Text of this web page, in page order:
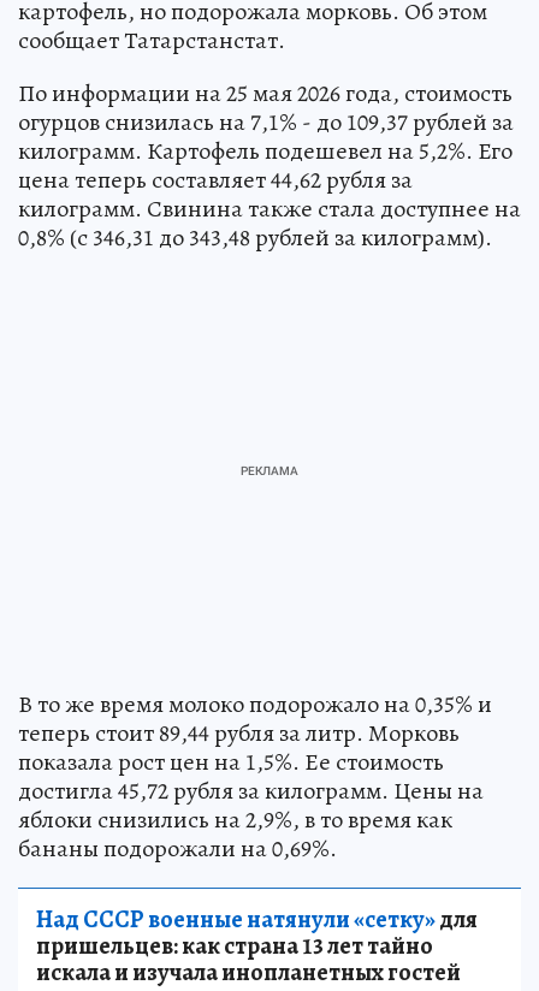
картофель, но подорожала морковь. Об этом
сообщает Татарстанстат.
По информации на 25 мая 2026 года, стоимость
огурцов снизилась на 7,1% - до 109,37 рублей за
килограмм. Картофель подешевел на 5,2%. Его
цена теперь составляет 44,62 рубля за
килограмм. Свинина также стала доступнее на
0,8% (с 346,31 до 343,48 рублей за килограмм).
В то же время молоко подорожало на 0,35% и
теперь стоит 89,44 рубля за литр. Морковь
показала рост цен на 1,5%. Ее стоимость
достигла 45,72 рубля за килограмм. Цены на
яблоки снизились на 2,9%, в то время как
бананы подорожали на 0,69%.
Над СССР военные натянули «сетку»для
пришельцев: как страна 13 лет тайно
искала и изучала инопланетных гостей